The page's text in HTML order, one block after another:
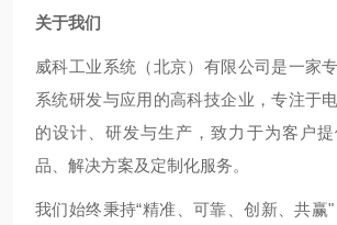
关于我们
威科工业系统（北京）有限公司是一家
系统研发与应用的高科技企业，专注于
的设计、研发与生产，致力于为客户
品、解决方案及定制化服务。
我们始终秉持“精准、可靠、创新、共赢"